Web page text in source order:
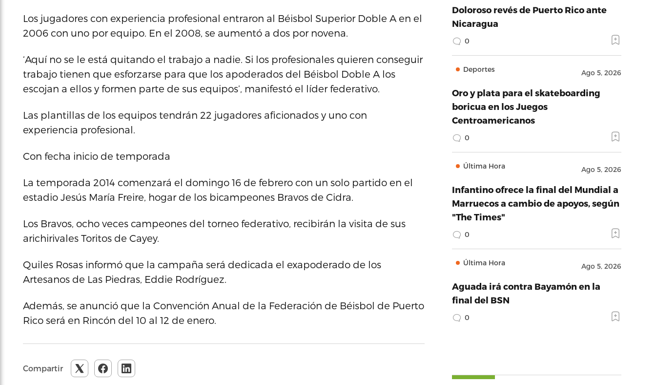
Los jugadores con experiencia profesional entraron al Béisbol Superior Doble A en el
2006 con uno por equipo. En el 2008, se aumentó a dos por novena.
‘Aquí no se le está quitando el trabajo a nadie. Si los profesionales quieren conseguir
trabajo tienen que esforzarse para que los apoderados del Béisbol Doble A los
escojan a ellos y formen parte de sus equipos’, manifestó el líder federativo.
Las plantillas de los equipos tendrán 22 jugadores aficionados y uno con
experiencia profesional.
Con fecha inicio de temporada
La temporada 2014 comenzará el domingo 16 de febrero con un solo partido en el
estadio Jesús María Freire, hogar de los bicampeones Bravos de Cidra.
Los Bravos, ocho veces campeones del torneo federativo, recibirán la visita de sus
arichirivales Toritos de Cayey.
Quiles Rosas informó que la campaña será dedicada el exapoderado de los
Artesanos de Las Piedras, Eddie Rodríguez.
Además, se anunció que la Convención Anual de la Federación de Béisbol de Puerto
Rico será en Rincón del 10 al 12 de enero.
Compartir
Doloroso revés de Puerto Rico ante
Nicaragua
0
Deportes Ago 5, 2026
Oro y plata para el skateboarding
boricua en los Juegos
Centroamericanos
0
Última Hora Ago 5, 2026
Infantino ofrece la final del Mundial a
Marruecos a cambio de apoyos, según
"The Times"
0
Última Hora Ago 5, 2026
Aguada irá contra Bayamón en la
final del BSN
0